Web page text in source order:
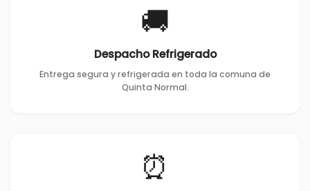
🚚
Despacho Refrigerado
Entrega segura y refrigerada en toda la comuna de
Quinta Normal.
⏰